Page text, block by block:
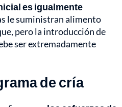
es igualmente
le suministran alimento
pero la introducción de
ser extremadamente
de cría